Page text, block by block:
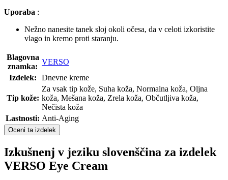
Uporaba :
Nežno nanesite tanek sloj okoli očesa, da v celoti izkoristite
vlago in kremo proti staranju.
Blagovna
znamka:
VERSO
Izdelek:
Dnevne kreme
Tip kože:
Za vsak tip kože, Suha koža, Normalna koža, Oljna
koža, Mešana koža, Zrela koža, Občutljiva koža,
Nečista koža
Lastnosti: Anti-Aging
Oceni ta izdelek
Izkušnenj v jeziku slovenščina za izdelek
VERSO Eye Cream